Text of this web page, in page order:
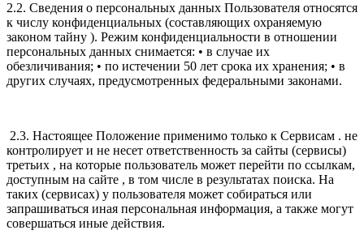
2.2. Сведения о персональных данных Пользователя относятся
к числу конфиденциальных (составляющих охраняемую
законом тайну ). Режим конфиденциальности в отношении
персональных данных снимается: • в случае их
обезличивания; • по истечении 50 лет срока их хранения; • в
других случаях, предусмотренных федеральными законами.
2.3. Настоящее Положение применимо только к Сервисам . не
контролирует и не несет ответственность за сайты (сервисы)
третьих , на которые пользователь может перейти по ссылкам,
доступным на сайте , в том числе в результатах поиска. На
таких (сервисах) у пользователя может собираться или
запрашиваться иная персональная информация, а также могут
совершаться иные действия.